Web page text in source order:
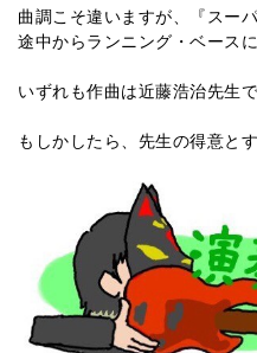
曲調こそ違いますが、『スー
途中からランニング・ベース
いずれも作曲は近藤浩治先生で
もしかしたら、先生の得意と